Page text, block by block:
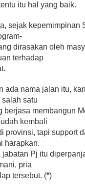
itu hal yang baik.
sejak kepemimpinan
dirasakan oleh
terhadap
ada nama jalan itu,
salah satu
berjasa membangun
kembali
provinsi, tapi support
harapkan.
jabatan Pj itu
pria
tersebut. (*)